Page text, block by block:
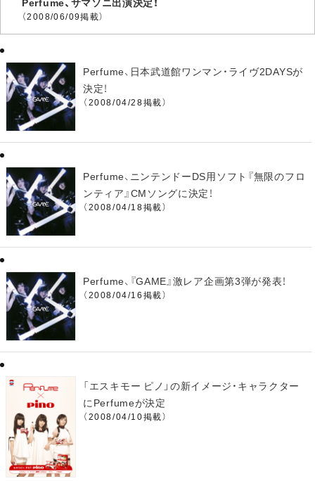
（2008/06/09掲載）
Perfume、日本武道館ワンマン・ライヴ2DAYSが
決定！
（2008/04/28掲載）
Perfume、ニンテンドーDS用ソフト『無限のフロ
ンティア』CMソングに決定！
（2008/04/18掲載）
Perfume、『GAME』激レア企画第3弾が発表！
（2008/04/16掲載）
「エスキモー ピノ」の新イメージ・キャラクター
にPerfumeが決定
（2008/04/10掲載）